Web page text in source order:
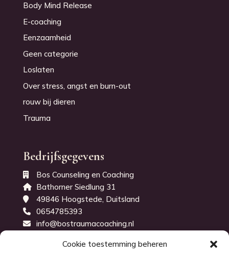
Cookie toestemming beheren
Body Mind Release
E-coaching
Eenzaamheid
Geen categorie
Loslaten
Over stress, angst en burn-out
rouw bij dieren
Trauma
Bedrijfsgegevens
Bos Counseling en Coaching
Bathorner Siedlung 31
49846 Hoogstede, Duitsland
0654785393
info@bostraumacoaching.nl
KvK-nummer: 71843914